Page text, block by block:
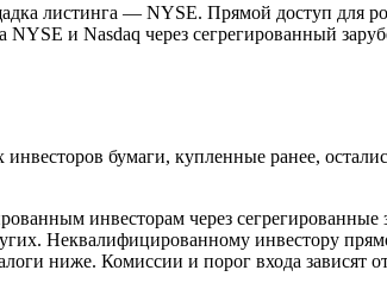
листинга — NYSE. Прямой доступ для
и Nasdaq через сегрегированный
бумаги, купленные ранее,
инвесторам через сегрегированные
Неквалифицированному инвестору
ниже. Комиссии и порог входа зависят